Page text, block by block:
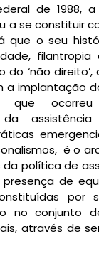
de 1988, a
a se constituir
que o seu
filantropia
do ‘não direito’,
implantação
que
da
é o
da política de
de
por
no conjunto
através de